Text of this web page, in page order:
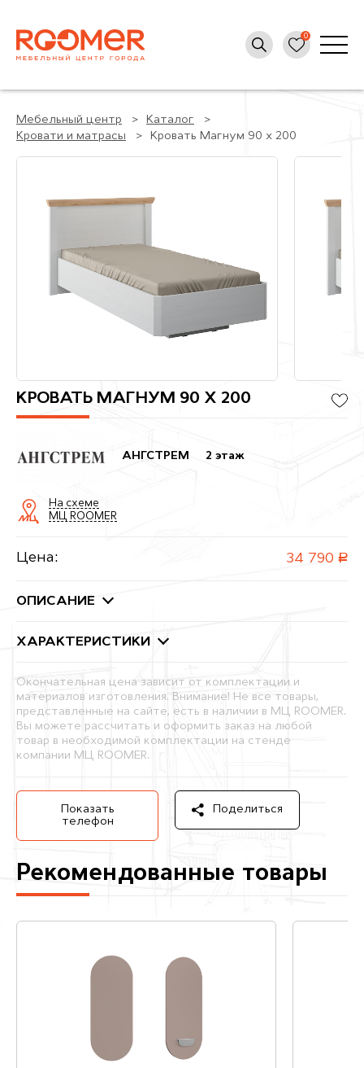
Мебельный центр
Каталог
Кровати и матрасы
Кровать Магнум 90 х 200
КРОВАТЬ МАГНУМ 90 Х 200
АНГСТРЕМ 2 этаж
На схеме
МЦ ROOMER
Цена: 34 790 руб.
ОПИСАНИЕ
ХАРАКТЕРИСТИКИ
Окончательная цена зависит от комплектации и
материалов изготовления. Внимание! Не все товары,
представленные на сайте, есть в наличии в МЦ ROOMER.
Вы можете рассчитать и оформить заказ на любой
товар в необходимой комплектации на стенде
компании МЦ ROOMER.
Показать
телефон
Поделиться
Рекомендованные товары